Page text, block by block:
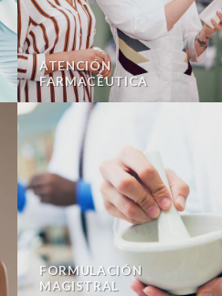
ATENCIÓN
FARMACÉUTICA
FORMULACIÓN
MAGISTRAL